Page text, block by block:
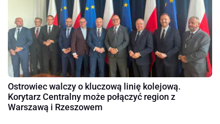
Ostrowiec walczy o kluczową linię kolejową.
Korytarz Centralny może połączyć region z
Warszawą i Rzeszowem